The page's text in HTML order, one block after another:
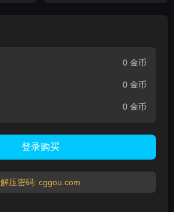
0 金币
0 金币
0 金币
登录购买
解压密码: cggou.com